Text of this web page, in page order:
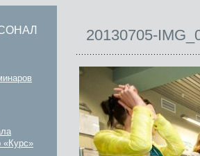
«Курс»
20130705-